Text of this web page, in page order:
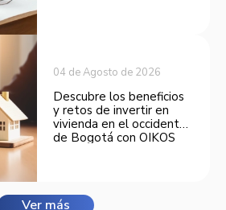
04 de Agosto de 2026
Descubre los beneficios
y retos de invertir en
vivienda en el occidente
de Bogotá con OIKOS
Ver más